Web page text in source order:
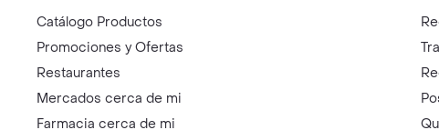
Catálogo Productos
Promociones y Ofertas
Restaurantes
Mercados cerca de mi
Farmacia cerca de mi